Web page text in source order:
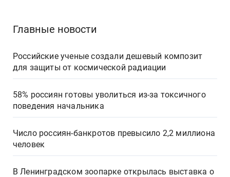
Главные новости
Российские ученые создали дешевый композит
для защиты от космической радиации
58% россиян готовы уволиться из-за токсичного
поведения начальника
Число россиян-банкротов превысило 2,2 миллиона
человек
В Ленинградском зоопарке открылась выставка о